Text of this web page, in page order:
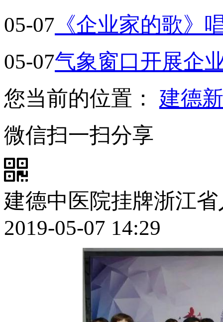
05-07 《企业家的歌》
05-07气象窗口开展企
您当前的位置： 建德
微信扫一扫分享
建德中医院挂牌浙江
2019-05-07 14:29